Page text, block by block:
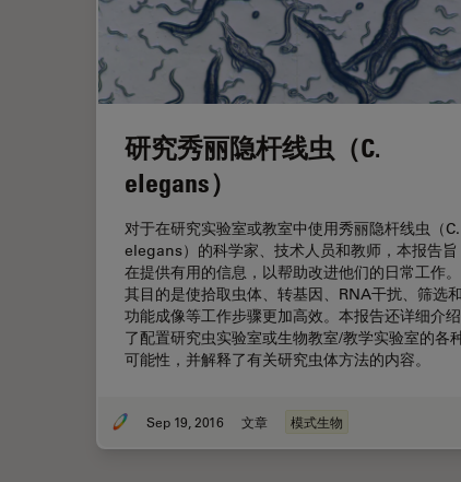
研究秀丽隐杆线虫（C.
elegans）
对于在研究实验室或教室中使用秀丽隐杆线虫（C.
elegans）的科学家、技术人员和教师，本报告旨
在提供有用的信息，以帮助改进他们的日常工作。
其目的是使拾取虫体、转基因、RNA干扰、筛选和
功能成像等工作步骤更加高效。本报告还详细介绍
了配置研究虫实验室或生物教室/教学实验室的各
可能性，并解释了有关研究虫体方法的内容。
Sep 19, 2016 文章 模式生物